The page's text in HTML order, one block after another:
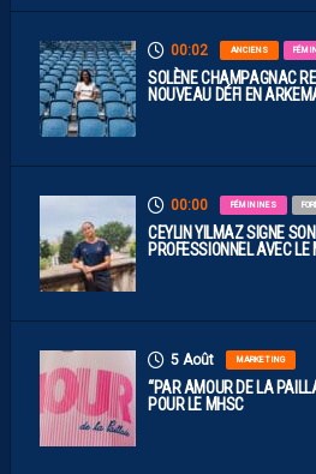
00:02 ANCIENS
SOLÈNE CHAMPAGNAC
NOUVEAU DÉFI EN
00:00 FÉMININES
CEYLIN YILMAZ SIGNE
PROFESSIONNEL AVEC LE
5 Août MARKETING
“PAR AMOUR DE LA
POUR LE MHSC